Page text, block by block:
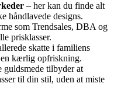
– her kan du finde alt
håndlavede designs.
som Trendsales, DBA og
prisklasser.
skatte i familiens
kærlig opfriskning.
guldsmede tilbyder at
til din stil, uden at miste